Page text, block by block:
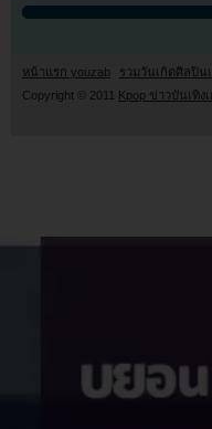
หน้าแรก youzab รวมวันเกิดศิลปิน
Copyright © 2011 Kpop ข่าวบันเทิ